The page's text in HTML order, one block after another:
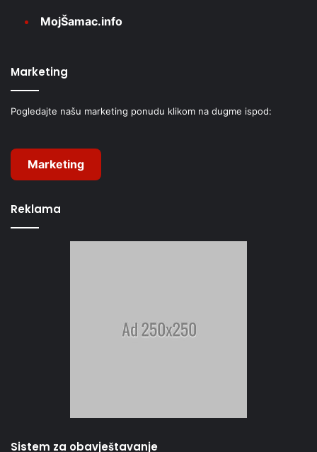
MojŠamac.info
Marketing
Pogledajte našu marketing ponudu klikom na dugme ispod:
Marketing
Reklama
Sistem za obavještavanje